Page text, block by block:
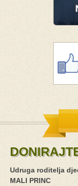
Udruga roditelja
MALI PRINC